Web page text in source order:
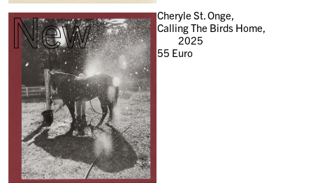
New
Cheryle St. Onge,
Calling The Birds Home,
2025
55 Euro